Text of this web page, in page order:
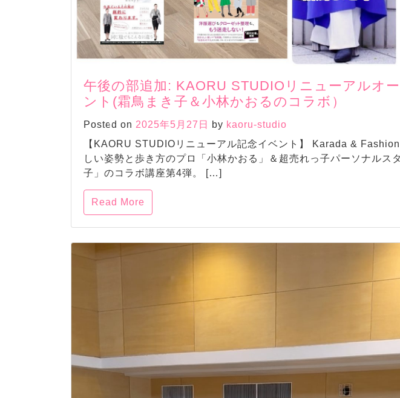
午後の部追加: KAORU STUDIOリニューアルオ
ント(霜鳥まき子＆小林かおるのコラボ）
Posted on 2025年5月27日 by kaoru-studio
【KAORU STUDIOリニューアル記念イベント】 Karada &
しい姿勢と歩き方のプロ「小林かおる」＆超売れっ子パーソナルス
子」のコラボ講座第4弾。 […]
Read More